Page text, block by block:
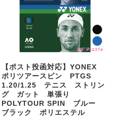
【ポスト投函対応】YONEX
ポリツアースピン PTGS
1.20/1.25 テニス ストリン
グ ガット 単張り
POLYTOUR SPIN ブルー
ブラック ポリエステル